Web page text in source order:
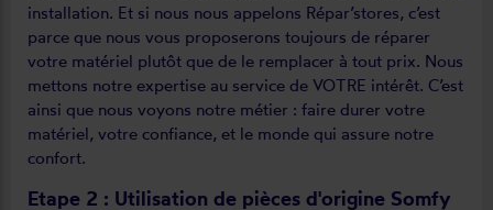
installation. Et si nous nous appelons Répar’stores, c’est
parce que nous vous proposerons toujours de réparer
votre matériel plutôt que de le remplacer à tout prix. Nous
mettons notre expertise au service de VOTRE intérêt. C’est
ainsi que nous voyons notre métier : faire durer votre
matériel, votre confiance, et le monde qui assure notre
confort.
Etape 2 : Utilisation de pièces d'origine Somfy